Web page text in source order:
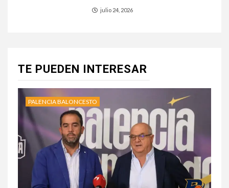
julio 24, 2026
TE PUEDEN INTERESAR
PALENCIA BALONCESTO